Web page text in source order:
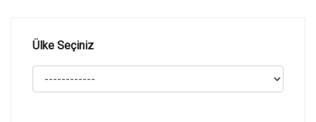
Ülke Seçiniz